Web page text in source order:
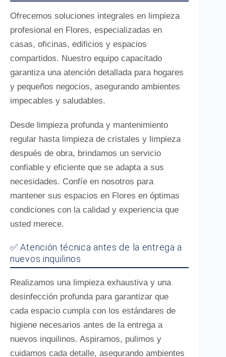
Ofrecemos soluciones integrales en limpieza
profesional en Flores, especializadas en
casas, oficinas, edificios y espacios
compartidos. Nuestro equipo capacitado
garantiza una atención detallada para hogares
y pequeños negocios, asegurando ambientes
impecables y saludables.
Desde limpieza profunda y mantenimiento
regular hasta limpieza de cristales y limpieza
después de obra, brindamos un servicio
confiable y eficiente que se adapta a sus
necesidades. Confíe en nosotros para
mantener sus espacios en Flores en óptimas
condiciones con la calidad y experiencia que
usted merece.
✅ Atención técnica antes de la entrega a
nuevos inquilinos
Realizamos una limpieza exhaustiva y una
desinfección profunda para garantizar que
cada espacio cumpla con los estándares de
higiene necesarios antes de la entrega a
nuevos inquilinos. Aspiramos, pulimos y
cuidamos cada detalle, asegurando ambientes